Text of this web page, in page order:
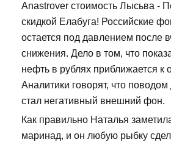
Anastrover стоимость Лысьва -
скидкой Елабуга! Российские
остается под давлением после
снижения. Дело в том, что
нефть в рублях приближается к
Аналитики говорят, что
стал негативный внешний фон.
Как правильно Наталья
маринад, и он любую рыбку